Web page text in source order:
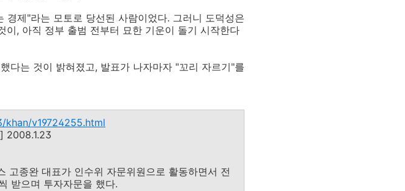
제"라는 모토로 당선된 사람이었다. 그러니 도덕성은
, 아직 정부 출범 전부터 묘한 기운이 돌기 시작한다
다는 것이 밝혀졌고, 발표가 나자마자 "꼬리 자르기"를
v19724255.html
2008.1.23
고종완 대표가 인수위 자문위원으로 활동하면서 전
받으며 투자자문을 했다.